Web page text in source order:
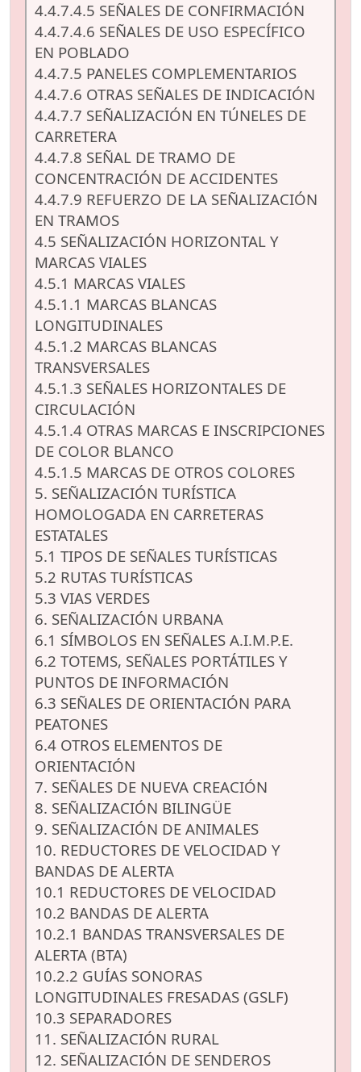
4.4.7.4.5 SEÑALES DE CONFIRMACIÓN
4.4.7.4.6 SEÑALES DE USO ESPECÍFICO
EN POBLADO
4.4.7.5 PANELES COMPLEMENTARIOS
4.4.7.6 OTRAS SEÑALES DE INDICACIÓN
4.4.7.7 SEÑALIZACIÓN EN TÚNELES DE
CARRETERA
4.4.7.8 SEÑAL DE TRAMO DE
CONCENTRACIÓN DE ACCIDENTES
4.4.7.9 REFUERZO DE LA SEÑALIZACIÓN
EN TRAMOS
4.5 SEÑALIZACIÓN HORIZONTAL Y
MARCAS VIALES
4.5.1 MARCAS VIALES
4.5.1.1 MARCAS BLANCAS
LONGITUDINALES
4.5.1.2 MARCAS BLANCAS
TRANSVERSALES
4.5.1.3 SEÑALES HORIZONTALES DE
CIRCULACIÓN
4.5.1.4 OTRAS MARCAS E INSCRIPCIONES
DE COLOR BLANCO
4.5.1.5 MARCAS DE OTROS COLORES
5. SEÑALIZACIÓN TURÍSTICA
HOMOLOGADA EN CARRETERAS
ESTATALES
5.1 TIPOS DE SEÑALES TURÍSTICAS
5.2 RUTAS TURÍSTICAS
5.3 VIAS VERDES
6. SEÑALIZACIÓN URBANA
6.1 SÍMBOLOS EN SEÑALES A.I.M.P.E.
6.2 TOTEMS, SEÑALES PORTÁTILES Y
PUNTOS DE INFORMACIÓN
6.3 SEÑALES DE ORIENTACIÓN PARA
PEATONES
6.4 OTROS ELEMENTOS DE
ORIENTACIÓN
7. SEÑALES DE NUEVA CREACIÓN
8. SEÑALIZACIÓN BILINGÜE
9. SEÑALIZACIÓN DE ANIMALES
10. REDUCTORES DE VELOCIDAD Y
BANDAS DE ALERTA
10.1 REDUCTORES DE VELOCIDAD
10.2 BANDAS DE ALERTA
10.2.1 BANDAS TRANSVERSALES DE
ALERTA (BTA)
10.2.2 GUÍAS SONORAS
LONGITUDINALES FRESADAS (GSLF)
10.3 SEPARADORES
11. SEÑALIZACIÓN RURAL
12. SEÑALIZACIÓN DE SENDEROS